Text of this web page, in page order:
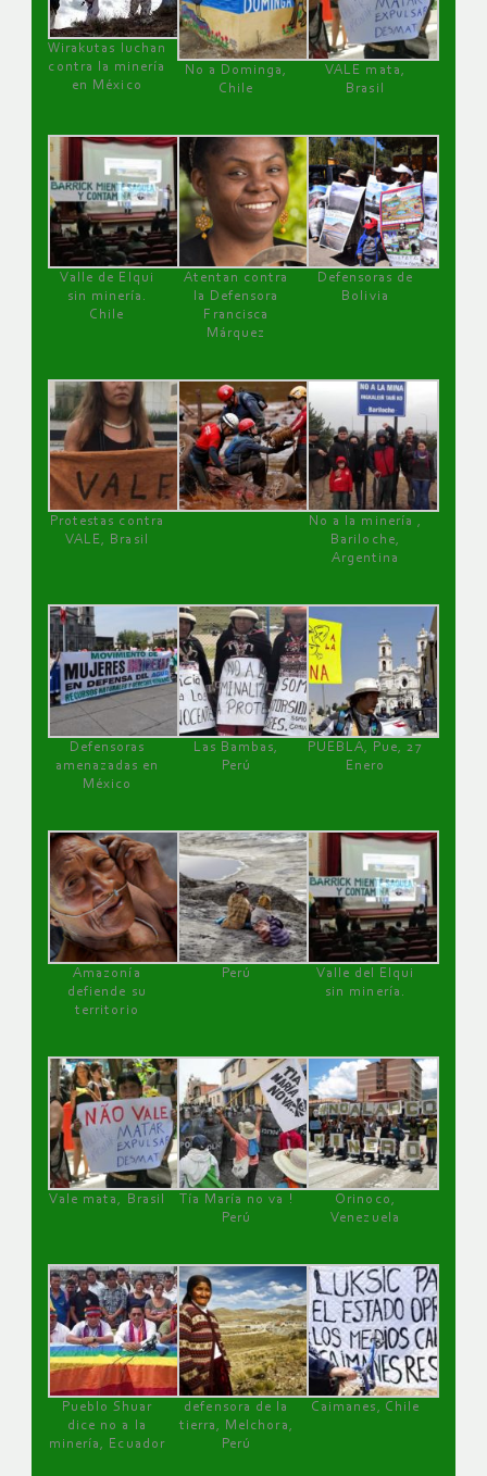
Wirakutas luchan
contra la minería
en México
No a Dominga,
Chile
VALE mata,
Brasil
Valle de Elqui
sin minería.
Chile
Atentan contra
la Defensora
Francisca
Márquez
Defensoras de
Bolivia
Protestas contra
VALE, Brasil
No a la minería ,
Bariloche,
Argentina
Defensoras
amenazadas en
México
Las Bambas,
Perú
PUEBLA, Pue, 27
Enero
Amazonía
defiende su
territorio
Perú
Valle del Elqui
sin minería.
Vale mata, Brasil
Tía María no va !
Perú
Orinoco,
Venezuela
Pueblo Shuar
dice no a la
minería, Ecuador
defensora de la
tierra, Melchora,
Perú
Caimanes, Chile